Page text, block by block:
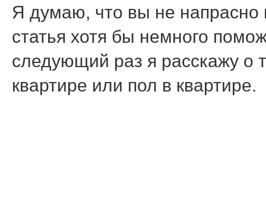
Я думаю, что вы не напрасно
статья хотя бы немного
следующий раз я расскажу о
квартире или пол в квартире.